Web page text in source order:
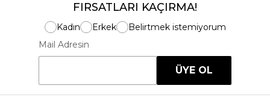
FIRSATLARI KAÇIRMA!
Kadın Erkek
Belirtmek istemiyorum
Mail Adresin
ÜYE OL